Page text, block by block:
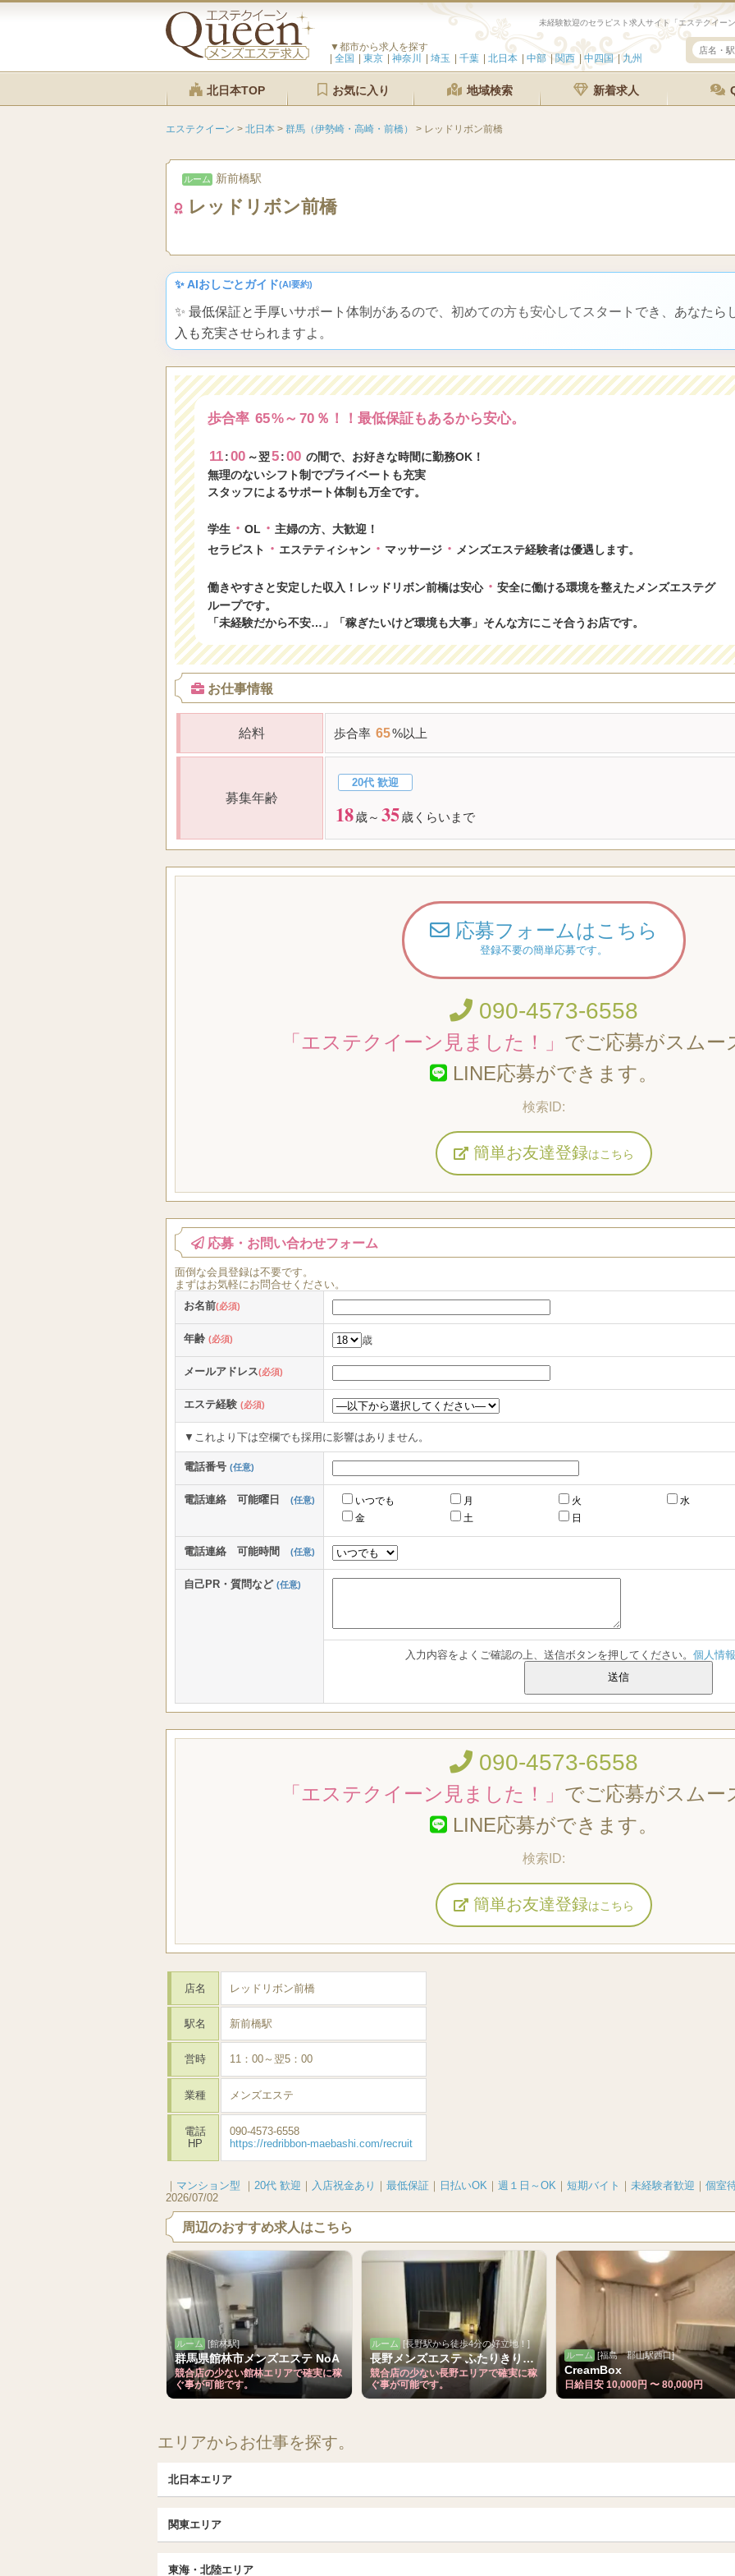
未経験歓迎のセラピスト求人サイト「エステクイー
▼都市から求人を探す
全国
東京 神奈川 埼玉 千葉 北日本 中部 関西 中四国 九州
北日本TOP お気に入り 地域検索 新着求人
エステクイーン > 北日本 > 群馬（伊勢崎・高崎・前橋） > レッドリボン前橋
ルーム 新前橋駅
レッドリボン前橋
✨ AIおしごとガイド(AI要約)
✨ 最低保証と手厚いサポート体制があるので、初めての方も安心してスタートでき、あなたら
入も充実させられますよ。
歩合率 65%～ 70 ％！！最低保証もあるから安心。
11:00 ～翌5:00 の間で、お好きな時間に勤務OK！
無理のないシフト制でプライベートも充実
スタッフによるサポート体制も万全です。
学生 ・ OL ・ 主婦の方、大歓迎！
セラピスト ・ エステティシャン ・ マッサージ ・ メンズエステ経験者は優遇します。
働きやすさと安定した収入！レッドリボン前橋は安心・ 安全に働ける環境を整えたメンズエステグ
ループです。
「未経験だから不安…」「稼ぎたいけど環境も大事」そんな方にこそ合うお店です。
お仕事情報
給料 歩合率 65%以上
募集年齢
20代 歓迎
18歳～ 35歳くらいまで
応募フォームはこちら
登録不要の簡単応募です。
090-4573-6558
「エステクイーン見ました！」 でご応募がスムー
LINE応募ができます。
簡単お友達登録はこちら
応募・お問い合わせフォーム
面倒な会員登録は不要です。
まずはお気軽にお問合せください。
お名前(必須)
年齢 (必須) 歳
メールアドレス(必須)
エステ経験 (必須)
▼これより下は空欄でも採用に影響はありません。
電話番号 (任意)
電話連絡 可能曜日 (任意) いつでも 月 火
水
金
土 日
電話連絡 可能時間 (任意)
自己PR・質問など (任意)
入力内容をよくご確認の上、送信ボタンを押してください。 個人情
090-4573-6558
「エステクイーン見ました！」 でご応募がスムー
LINE応募ができます。
簡単お友達登録はこちら
店名 レッドリボン前橋
駅名 新前橋駅
営時 11：00～翌5：00
業種 メンズエステ
電話
HP
090-4573-6558
https://redribbon-maebashi.com/recruit
｜ マンション型 ｜ 20代 歓迎 ｜ 入店祝金あり ｜ 最低保証 ｜ 日払いOK ｜ 週１日～OK ｜ 短期バイト ｜ 未経験者歓迎 ｜ 個室
2026/07/02
周辺のおすすめ求人はこちら
ルーム [館林駅]
群馬県館林市メンズエステ NoA
競合店の少ない館林エリアで確実に稼
ぐ事が可能です。
ルーム [長野駅から徒歩4分の好立地！]
長野メンズエステ ふたりきりSPA
競合店の少ない長野エリアで確実に稼
ぐ事が可能です。
ルーム [福島 郡山駅西口]
CreamBox
日給目安 10,000円 〜 80,000円
エリアからお仕事を探す。
北日本エリア
北海道（札幌・旭川・函館） 青森
岩手 (盛岡・北上)
福島 (いわき・郡山)
関東エリア
東海・北陸エリア